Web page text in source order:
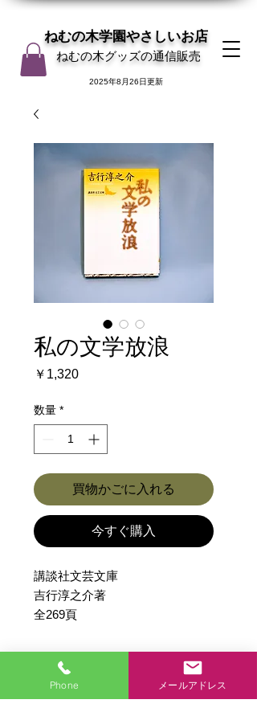
ねむの木学園やさしいお店
ねむの木グッズの通信販売
2025年8月26日更新
私の文学放浪
￥1,320価
数量 *
買物かごに入れる
今すぐ購入
講談社文芸文庫
吉行淳之介著
全269頁
ご紹介
Phone メールアドレス